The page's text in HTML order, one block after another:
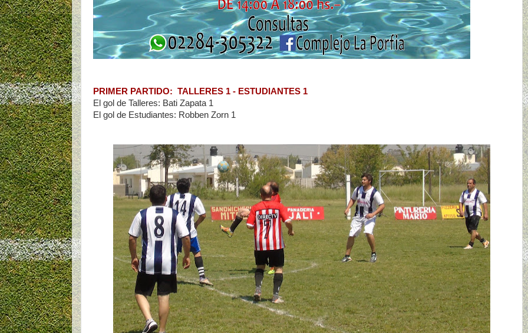
PRIMER PARTIDO: TALLERES 1 - ESTUDIANTES 1
El gol de Talleres: Bati Zapata 1
El gol de Estudiantes: Robben Zorn 1